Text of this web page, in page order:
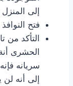
إلى
فتح
التأكد من
الحشرى
سريانه
إلى أنه